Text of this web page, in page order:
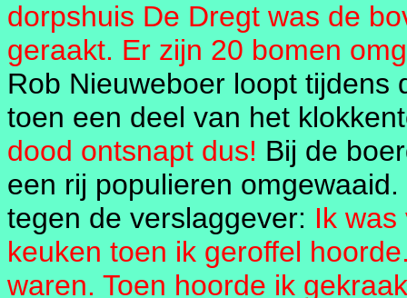
dorpshuis De Dregt was de
geraakt. Er zijn 20 bomen
Rob Nieuweboer loopt tijdens
toen een deel van het
dood ontsnapt dus! Bij de
een rij populieren
tegen de verslaggever: Ik
keuken toen ik geroffel
waren. Toen hoorde ik